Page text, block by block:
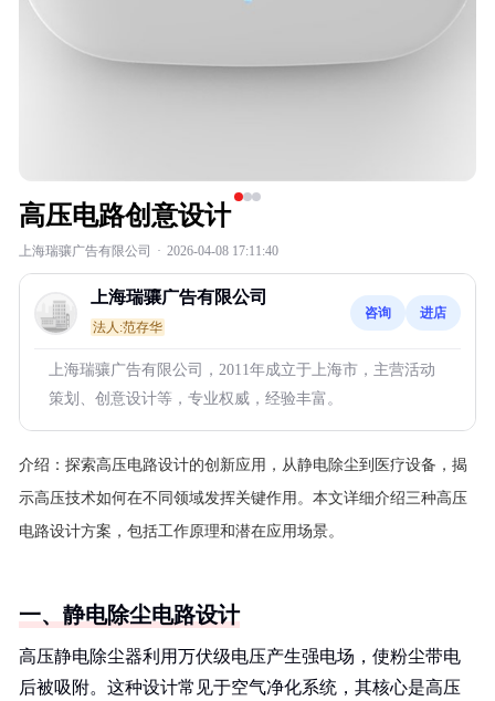
高压电路创意设计
上海瑞骧广告有限公司 · 2026-04-08 17:11:40
上海瑞骧广告有限公司
法人:范存华
咨询 进店
上海瑞骧广告有限公司，2011年成立于上海市，主营活动
策划、创意设计等，专业权威，经验丰富。
介绍： 探索高压电路设计的创新应用，从静电除尘到医疗设备，揭
示高压技术如何在不同领域发挥关键作用。本文详细介绍三种高压
电路设计方案，包括工作原理和潜在应用场景。
一、静电除尘电路设计
高压静电除尘器利用万伏级电压产生强电场，使粉尘带电
后被吸附。这种设计常见于空气净化系统，其核心是高压